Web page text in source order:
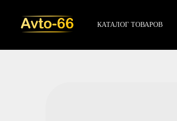
КАТАЛОГ ТОВАРОВ